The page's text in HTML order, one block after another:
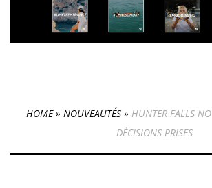
HOME» NOUVEAUTÉS» HUNTER FALLS
DÉCISIONS PRISES